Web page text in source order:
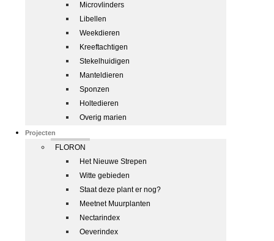
Microvlinders
Libellen
Weekdieren
Kreeftachtigen
Stekelhuidigen
Manteldieren
Sponzen
Holtedieren
Overig marien
Projecten
FLORON
Het Nieuwe Strepen
Witte gebieden
Staat deze plant er nog?
Meetnet Muurplanten
Nectarindex
Oeverindex